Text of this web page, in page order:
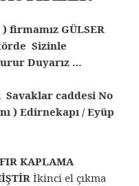
GÜLSER
Sizinle
Duyarız …
caddesi No
) Edirnekapı / Eyüp
KAPLAMA
İkinci el çıkma